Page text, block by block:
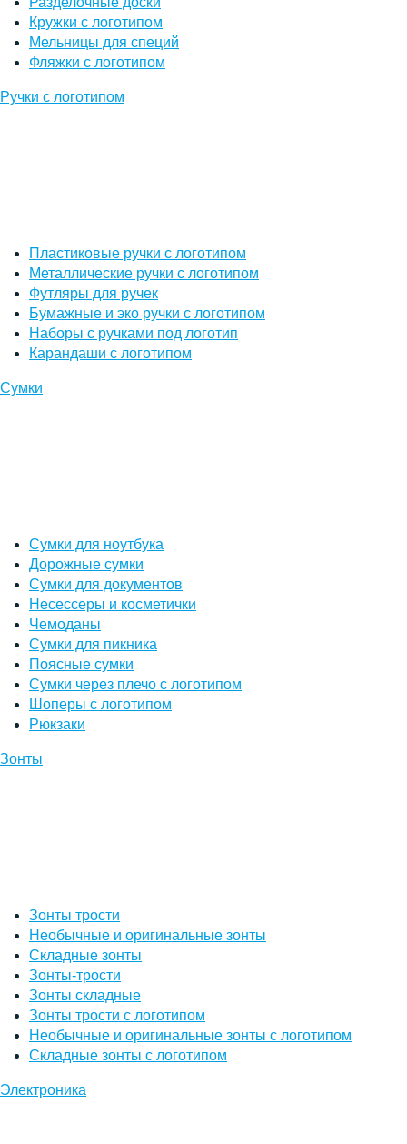
Кружки с логотипом
Мельницы для специй
Фляжки с логотипом
Ручки с логотипом
Пластиковые ручки с логотипом
Металлические ручки с логотипом
Футляры для ручек
Бумажные и эко ручки с логотипом
Наборы с ручками под логотип
Карандаши с логотипом
Сумки
Сумки для ноутбука
Дорожные сумки
Сумки для документов
Несессеры и косметички
Чемоданы
Сумки для пикника
Поясные сумки
Сумки через плечо с логотипом
Шоперы с логотипом
Рюкзаки
Зонты
Зонты трости
Необычные и оригинальные зонты
Складные зонты
Зонты-трости
Зонты складные
Зонты трости с логотипом
Необычные и оригинальные зонты с логотипом
Складные зонты с логотипом
Электроника